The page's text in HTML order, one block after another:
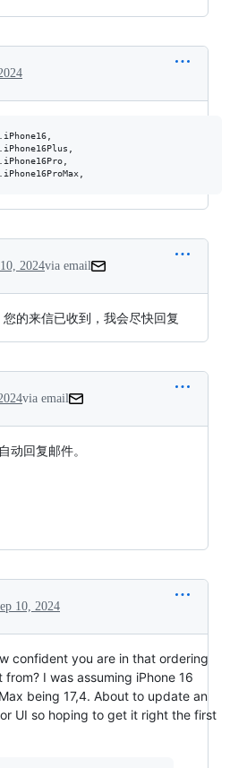
2024via email
的来信已收到，我会尽快回复
via email
动回复邮件。
10, 2024
confident you are in that ordering
I was assuming iPhone 16
being 17,4. About to update an
UI so hoping to get it right the first